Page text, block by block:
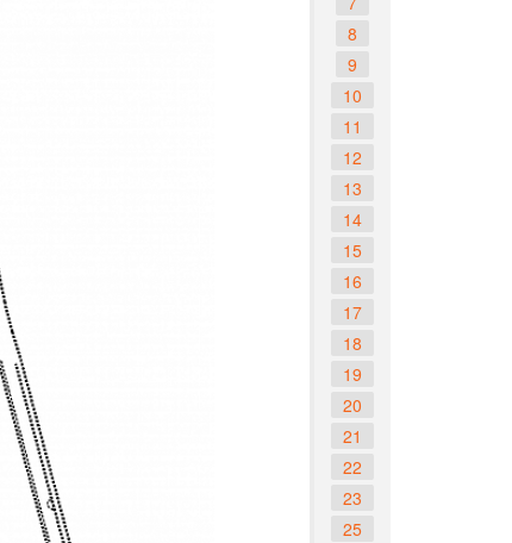
8
9
10
11
12
13
14
15
16
17
18
19
20
21
22
23
25